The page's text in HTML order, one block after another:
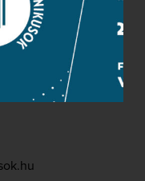
u. 1. (Müpa)